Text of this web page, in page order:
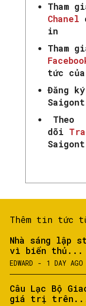
Tham
Chanel
in
Tham
tức
Đăng
Theo
dõi
Thêm tin tức
Nhà sáng lập
vì biển thủ...
EDWARD - 1 DAY AGO
Câu Lạc Bộ
giá trị